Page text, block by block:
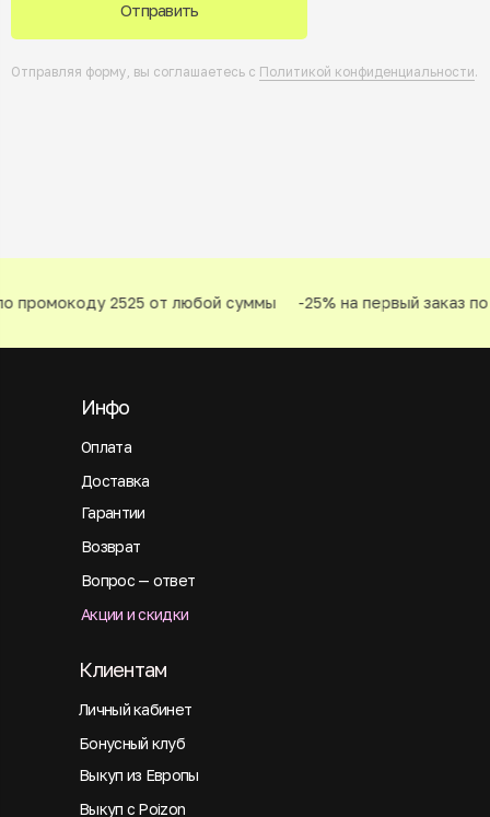
Отправить
Отправляя форму, вы соглашаетесь с Политикой конфиденциальности.
промокоду 2525 от любой суммы -25% на первый заказ
Оплата
Инфо
Доставка
Гарантии
Возврат
Вопрос — ответ
Акции и скидки
Личный кабинет
Клиентам
Бонусный клуб
Выкуп из Европы
Выкуп с Poizon